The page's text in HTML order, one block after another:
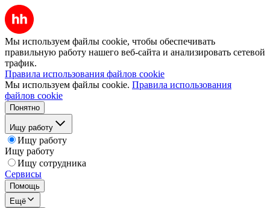
Мы используем файлы cookie, чтобы обеспечивать
правильную работу нашего веб-сайта и анализировать сетевой
трафик.
Правила использования файлов cookie
Мы используем файлы cookie. Правила использования
файлов cookie
Понятно
Ищу работу
Ищу работу
Ищу работу
Ищу сотрудника
Сервисы
Помощь
Ещё